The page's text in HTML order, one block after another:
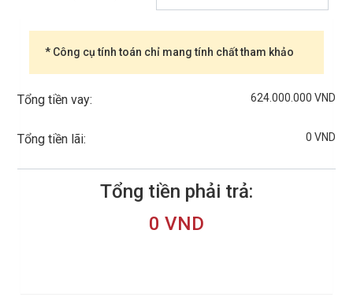
* Công cụ tính toán chỉ mang tính chất tham khảo
Tổng tiền vay: 624.000.000 VND
Tổng tiền lãi: 0 VND
Tổng tiền phải trả:
0 VND